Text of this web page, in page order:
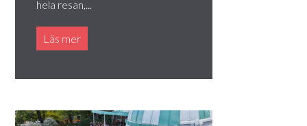
hela resan,...
Läs mer